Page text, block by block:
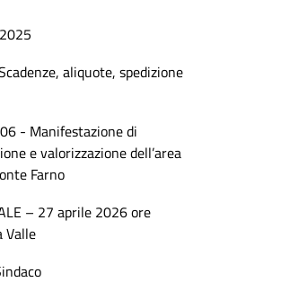
aliquote, spedizione
- Manifestazione di
e valorizzazione dell’area
Farno
– 27 aprile 2026 ore
Valle